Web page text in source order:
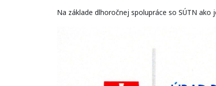
Na základe dlhoročnej spolupráce so SÚTN